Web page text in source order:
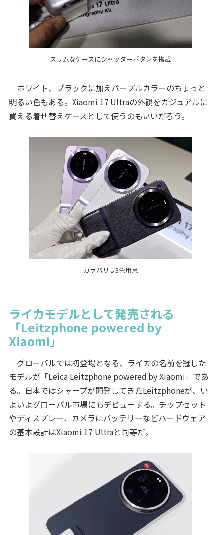
スリムなケースにシャッターボタンを搭載
ホワイト、ブラックに加えパープルカラーのちょっと
明るい色もある。Xiaomi 17 Ultraの外観をカジュアルに
買える着せ替えケースとして使うのもいいだろう。
カラバリは3色用意
ライカモデルとして発売される
「Leitzphone powered by
Xiaomi」
グローバルでは初登場となる、ライカの名前を冠した
モデルが「Leica Leitzphone powered by Xiaomi」であ
る。日本ではシャープが開発してきたLeitzphoneが、い
よいよグローバル市場にもデビューする。チップセット
やディスプレー、カメラにバッテリーなどハードウェア
の基本設計はXiaomi 17 Ultraと同等だ。